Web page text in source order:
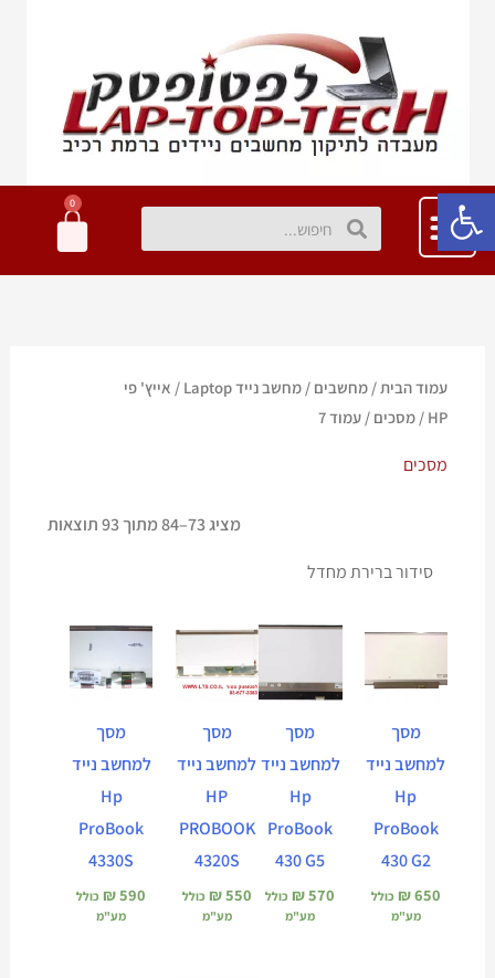
פתח סרגל נגישות חיפושחיפוש
0
עגלת
קניות
עמוד הבית/ מחשבים / מחשב נייד Laptop / אייץ' פי
HP
/ מסכים / עמוד 7
מסכים
מציג 73–84 מתוך 93 תוצאות
מסך
למחשב נייד
Hp
ProBook
430 G2
₪650
כולל
מע"מ
מסך
למחשב נייד
Hp
ProBook
430 G5
₪570
כולל
מע"מ
מסך
למחשב נייד
HP
PROBOOK
4320S
₪550
כולל
מע"מ
מסך
למחשב נייד
Hp
ProBook
4330S
₪590
כולל
מע"מ